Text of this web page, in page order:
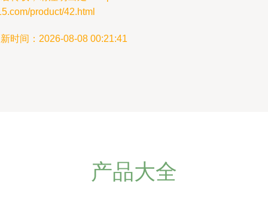
product/42.html
时间：2026-08-08 00:21:41
产品大全